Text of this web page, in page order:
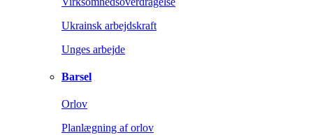
Ukrainsk arbejdskraft
Unges arbejde
Barsel
Orlov
Planlægning af orlov